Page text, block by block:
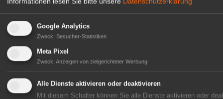
Google Analytics
Zweck: Besucher-Statistiken
Meta Pixel
Zweck: Anzeigen von zielgerichteter Werbung
Alle Dienste aktivieren oder deaktivieren
Mit diesem Schalter können Sie alle Dienste aktivieren oder